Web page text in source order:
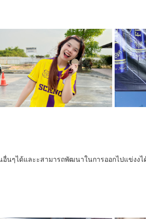
นๆได้และะสามารถพัฒนาในการออกไปแข่งงไ